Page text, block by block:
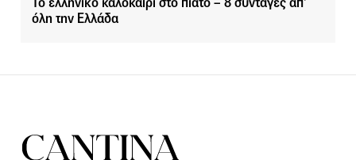
όλη την Ελλάδα